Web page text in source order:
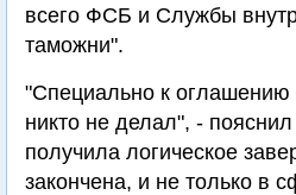
всего ФСБ и Службы
таможни".
"Специально к оглашению
никто не делал", -
получила логическое
закончена, и не только в